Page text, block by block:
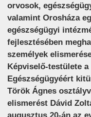
orvosok,
valamint Orosháza
egészségügyi
fejlesztésében
személyek
Képviselő-testülete
Egészségügyéért
Török Ágnes
elismerést Dávid